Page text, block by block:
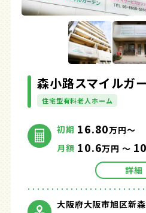
森小路スマイルガ
住宅型有料老人ホーム
初期 16.80万円～
月額 10.6万円 ～
詳細
大阪府大阪市旭区新